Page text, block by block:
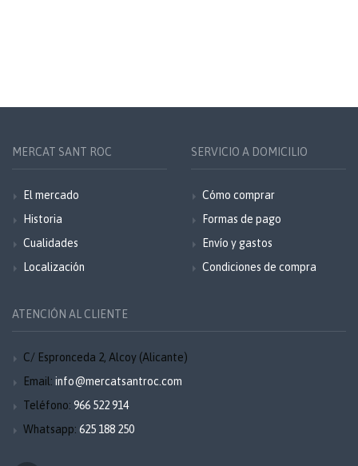
MERCAT SANT ROC
El mercado
Historia
Cualidades
Localización
SERVICIO A DOMICILIO
Cómo comprar
Formas de pago
Envío y gastos
Condiciones de compra
ATENCIÓN AL CLIENTE
C/ Espronceda 2, Alcoy (Alicante)
Email: info@mercatsantroc.com
Teléfono: 966 522 914
Whatsapp: 625 188 250